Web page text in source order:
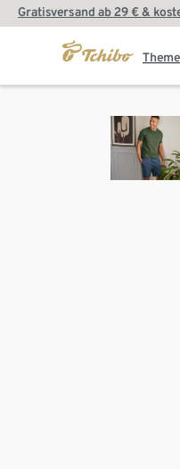
Gratisversand ab 29 € &